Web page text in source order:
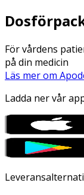
För vårdens
på din medicin
Läs mer om
Ladda ner vår